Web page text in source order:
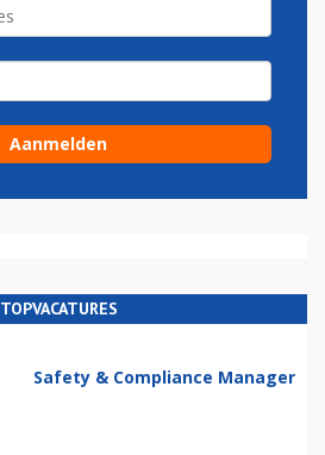
TOPVACATURES
Safety & Compliance Manager